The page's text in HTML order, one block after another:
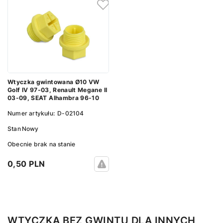
Wtyczka gwintowana Ø10 VW
Golf IV 97-03, Renault Megane II
03-09, SEAT Alhambra 96-10
Numer artykułu: D-02104
Stan Nowy
Obecnie brak na stanie
0,50 PLN
WTYCZKA BEZ GWINTU DLA INNYCH